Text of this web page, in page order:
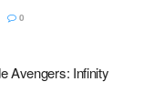
0
Avengers: Infinity